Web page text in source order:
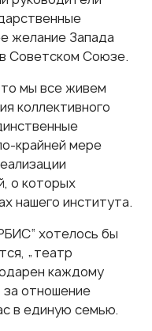
желание Запада
Советском Союзе.
мы все живем
коллективного
крайней мере
о которых
нашего института.
хотелось бы
„театр
каждому
за отношение
в единую семью.